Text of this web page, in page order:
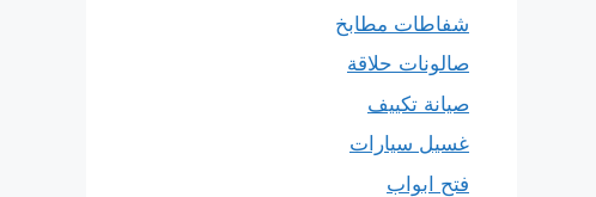
شفاطات مطابخ
صالونات حلاقة
صيانة تكييف
غسيل سيارات
فتح ابواب